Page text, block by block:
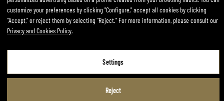
customize your preferences by clicking "Configure," accept all cookies by clicking
"Accept," or reject them by selecting "Reject." For more information, please consult our
Privacy and Cookies Policy.
Settings
Reject
Legal Notice
Privacy and Cookies Policy